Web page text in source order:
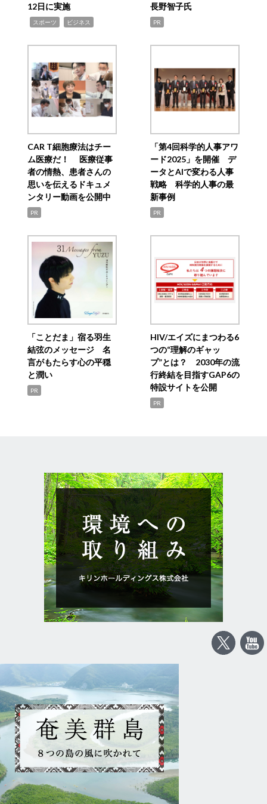
12日に実施
スポーツ ビジネス
長野智子氏
PR
CAR T細胞療法はチー
ム医療だ！ 医療従事
者の情熱、患者さんの
思いを伝えるドキュメ
ンタリー動画を公開中
PR
「第4回科学的人事アワ
ード2025」を開催 デ
ータとAIで変わる人事
戦略 科学的人事の最
新事例
PR
「ことだま」宿る羽生
結弦のメッセージ 名
言がもたらす心の平穏
と潤い
PR
HIV/エイズにまつわる6
つの“理解のギャッ
プ”とは？ 2030年の流
行終結を目指すGAP6の
特設サイトを公開
PR